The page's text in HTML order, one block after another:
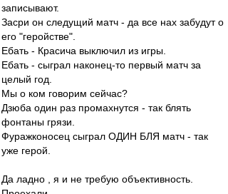
записывают.
Засри он следущий матч - да все нах забудут о
его "геройстве".
Ебать - Красича выключил из игры.
Ебать - сыграл наконец-то первый матч за
целый год.
Мы о ком говорим сейчас?
Дзюба один раз промахнутся - так блять
фонтаны грязи.
Фуражконосец сыграл ОДИН БЛЯ матч - так
уже герой.
Да ладно , я и не требую объективность.